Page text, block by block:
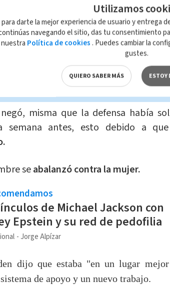
se tiró sobre al jueza?
había solicitado a la jueza que le
misma que la defensa había
semana antes, esto debido a que
seabalanzó contra la mujer.
de Michael Jackson con
Epstein y su red de pedofilia
Jorge Alpízar
dijo que estaba "en un lugar
de apoyo y un nuevo trabajo.
Utilizamos
para darte la mejor experiencia de usuario y entrega
navegando el sitio, das tu consentimiento
nuestra Política de cookies . Puedes cambiar la
gustes.
QUIERO SABER MÁS ESTOY